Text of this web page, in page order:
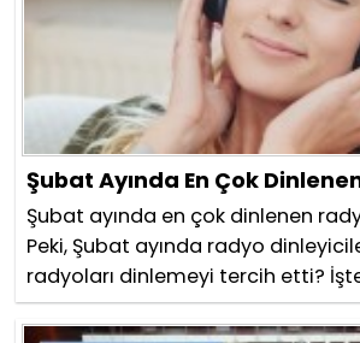
Şubat Ayında En Çok
Şubat ayında en çok dinlenen
Peki, Şubat ayında radyo
radyoları dinlemeyi tercih etti?